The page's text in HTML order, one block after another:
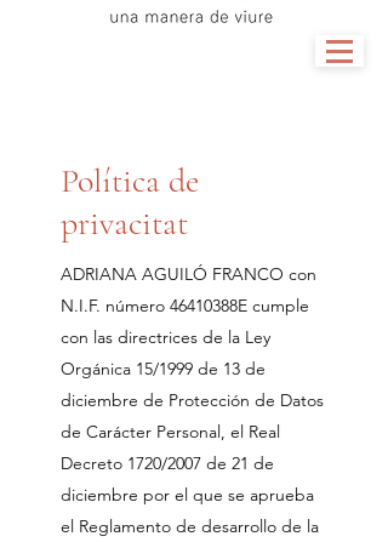
Política de
privacitat
ADRIANA AGUILÓ FRANCO con
N.I.F. número 46410388E cumple
con las directrices de la Ley
Orgánica 15/1999 de 13 de
diciembre de Protección de Datos
de Carácter Personal, el Real
Decreto 1720/2007 de 21 de
diciembre por el que se aprueba
el Reglamento de desarrollo de la